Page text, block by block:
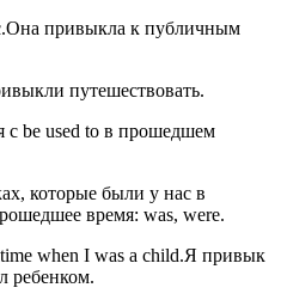
привыкла к публичным
путешествовать.
с be used to в прошедшем
которые были у нас в
время: was, were.
when I was a child.Я привык
ребенком.